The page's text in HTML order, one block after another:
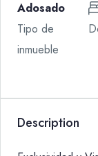
Adosado
Tipo de
inmueble
Description